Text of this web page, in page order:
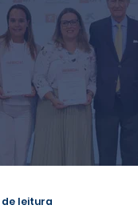
de leitura